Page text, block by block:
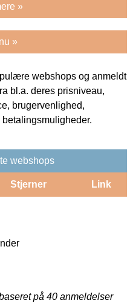
»
»
webshops og anmeldt
bl.a. deres prisniveau,
brugervenlighed,
webshops
Stjerner Link
på 40 anmeldelser